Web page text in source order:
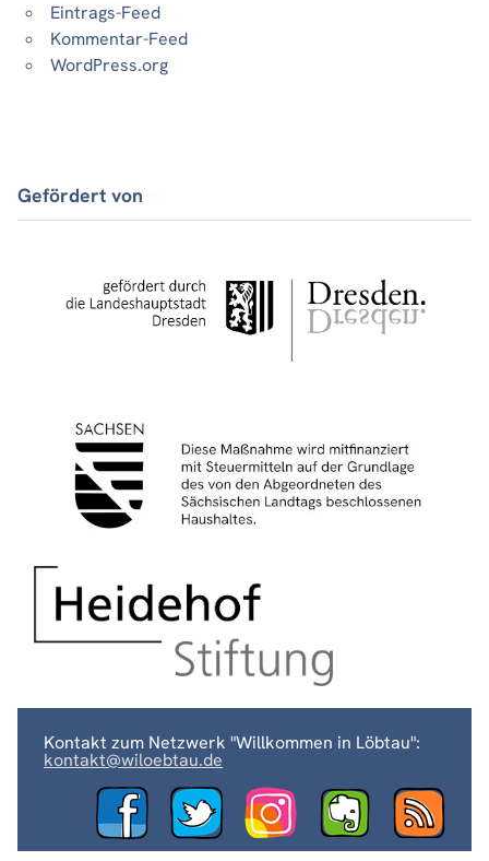
Eintrags-Feed
Kommentar-Feed
WordPress.org
Gefördert von
Kontakt zum Netzwerk "Willkommen in Löbtau":
kontakt@wiloebtau.de